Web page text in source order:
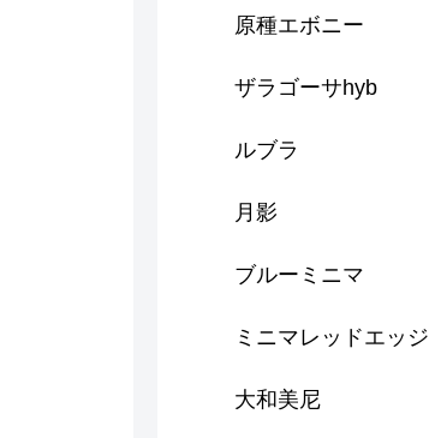
原種エボニー
ザラゴーサhyb
ルブラ
月影
ブルーミニマ
ミニマレッドエッジ
大和美尼